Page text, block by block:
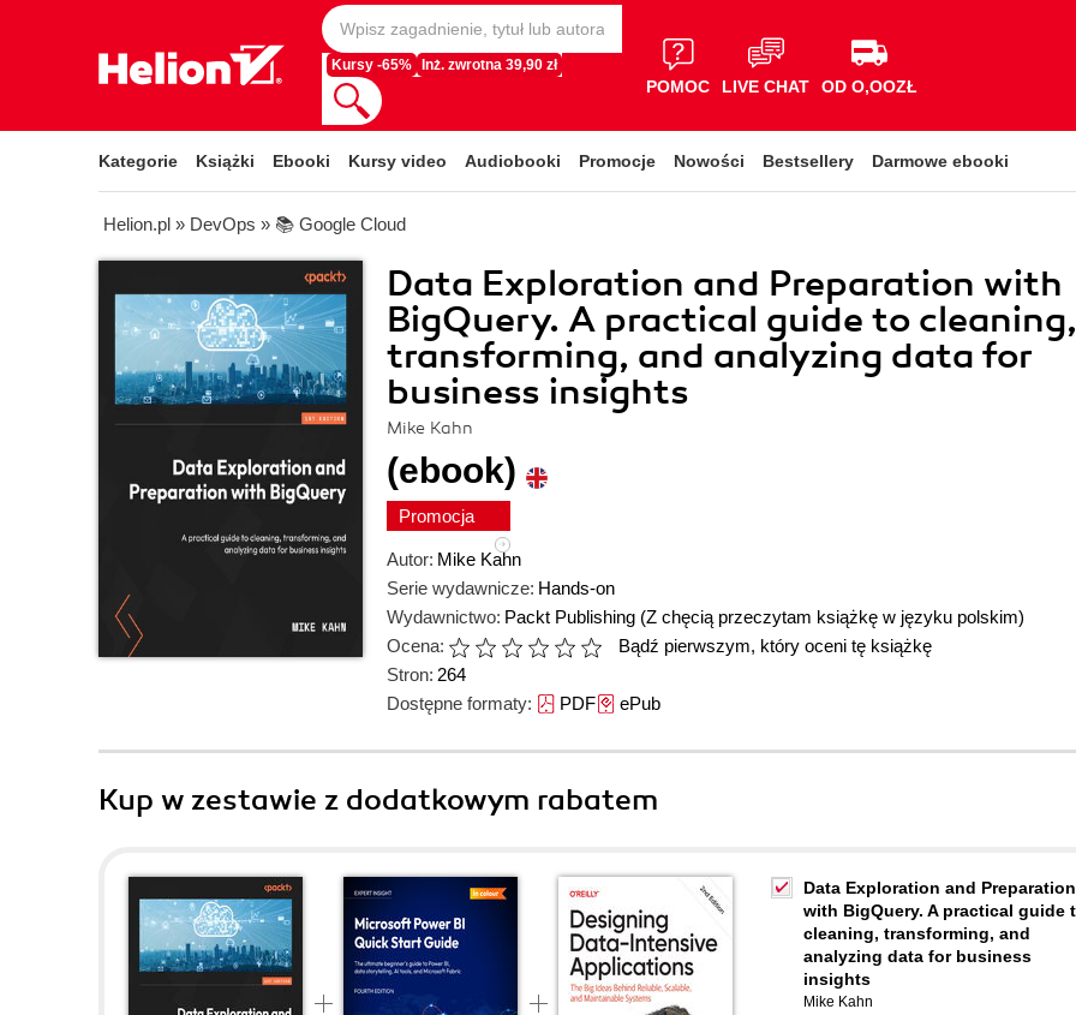
Kursy -65% Inż. zwrotna 39,90 zł
POMOC LIVE CHAT OD O,OOZŁ
Kategorie Książki Ebooki Kursy video Audiobooki Promocje Nowości Bestsellery Darmowe ebooki
Helion.pl » DevOps » 📚 Google Cloud
Data Exploration and Preparation with
BigQuery. A practical guide to cleaning,
transforming, and analyzing data for
business insights
Mike Kahn
(ebook)
Promocja
Autor: Mike Kahn
Serie wydawnicze: Hands-on
Wydawnictwo: Packt Publishing (Z chęcią przeczytam książkę w języku polskim)
Ocena:
Bądź pierwszym, który oceni tę książkę
Stron: 264
Dostępne formaty: PDFePub
Kup w zestawie z dodatkowym rabatem
Data Exploration and Preparation
with BigQuery. A practical guide
cleaning, transforming, and
analyzing data for business
insights
Mike Kahn